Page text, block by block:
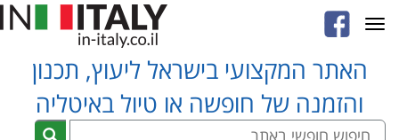
האתר המקצועי בישראל ליעוץ, תכנון
והזמנה של חופשה או טיול באיטליה
Toggle
navigation